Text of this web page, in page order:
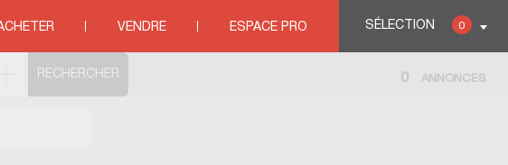
SÉLECTION 0
VENDRE ESPACE PRO
0 ANNONCES